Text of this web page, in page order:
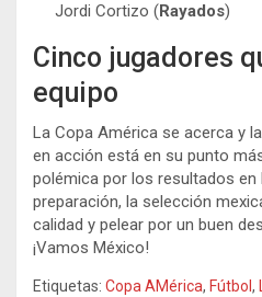
Jordi Cortizo (Rayados)
Cinco jugadores
equipo
La Copa América se acerca y
en acción está en su punto
polémica por los resultados en
preparación, la selección
calidad y pelear por un buen
¡Vamos México!
Etiquetas: Copa AMérica, Fútbol ,